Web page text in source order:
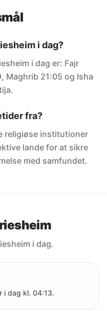
i dag?
i dag er: Fajr
Maghrib 21:05 og Isha
fra?
religiøse institutioner
lande for at sikre
med samfundet.
i dag.
i dag kl. 04:13.